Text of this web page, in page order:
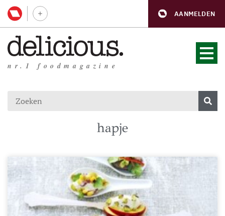
AANMELDEN
nr.1 foodmagazine
hapje